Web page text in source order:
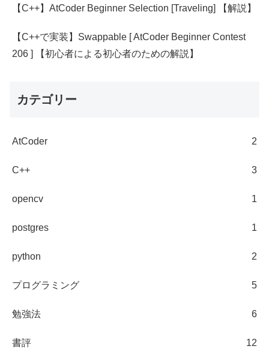
【C++】AtCoder Beginner Selection [Traveling] 【解説】
【C++で実装】Swappable [ AtCoder Beginner Contest
206 ] 【初心者による初心者のための解説】
カテゴリー
AtCoder 2
C++ 3
opencv 1
postgres 1
python 2
プログラミング 5
勉強法 6
書評 12